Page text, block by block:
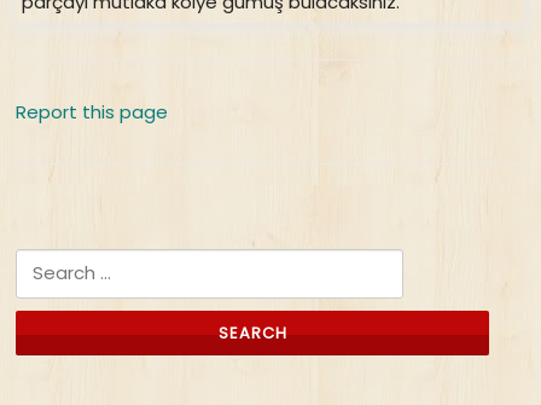
Report this page
Search for: